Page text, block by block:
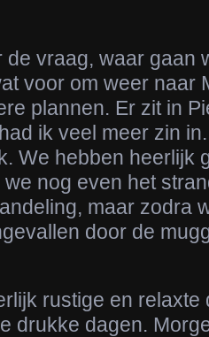
vraag, waar gaan
voor om weer naar
plannen. Er zit in
ik veel meer zin
We hebben heerlijk
nog even het
maar zodra
door de
rustige en relaxte
drukke dagen.